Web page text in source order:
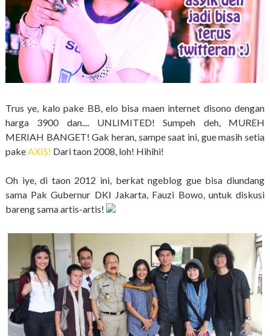
Trus ye, kalo pake BB, elo bisa maen internet disono dengan
harga 3900 dan.... UNLIMITED! Sumpeh deh, MUREH
MERIAH BANGET! Gak heran, sampe saat ini, gue masih setia
pakeAXIS! Dari taon 2008, loh! Hihihi!
Oh iye, di taon 2012 ini, berkat ngeblog gue bisa diundang
sama Pak Gubernur DKI Jakarta, Fauzi Bowo, untuk diskusi
bareng sama artis-artis!